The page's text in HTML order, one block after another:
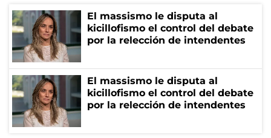
El massismo le disputa al
kicillofismo el control del debate
por la relección de intendentes
El massismo le disputa al
kicillofismo el control del debate
por la relección de intendentes